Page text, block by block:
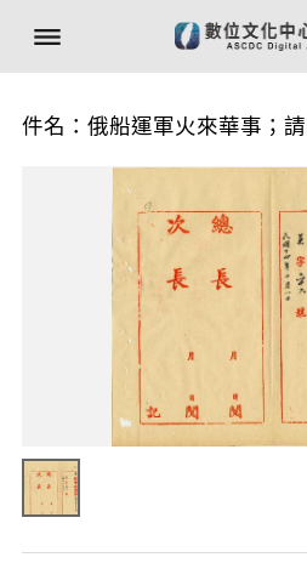
件名：俄船運軍火來華事；